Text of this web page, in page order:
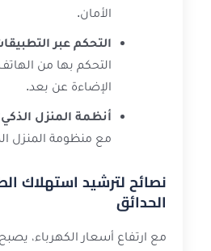
الأمان.
التحكم عبر
التحكم بها من
الإضاءة عن بعد.
أنظمة المنزل
مع منظومة المنزل
نصائح لترشيد استهلاك
الحدائق
مع ارتفاع أسعار الكهرباء،